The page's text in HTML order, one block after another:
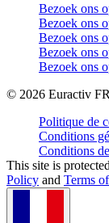
Bezoek ons
Bezoek ons
Bezoek ons
Bezoek ons
Bezoek ons
© 2026 Euractiv
Politique de
Conditions
Conditions
This site is
Policy and Terms